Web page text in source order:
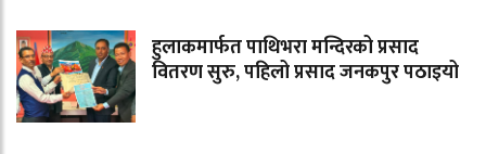
हुलाकमार्फत पाथिभरा मन्दिरको प्रसाद
वितरण सुरु, पहिलो प्रसाद जनकपुर पठाइयो